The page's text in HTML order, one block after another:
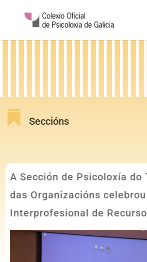
 Seccións
A Sección de Psicoloxía do
das Organizacións
Interprofesional de